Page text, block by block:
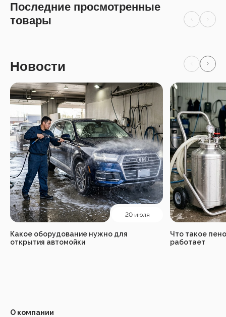
Последние просмотренные
товары
Новости
20 июля
Какое оборудование нужно для
открытия автомойки
Что такое
работает
О компании